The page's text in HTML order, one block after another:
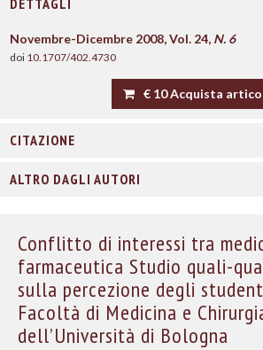
DETTAGLI
Novembre-Dicembre 2008, Vol. 24, N. 6
doi 10.1707/402.4730
€ 10 Acquista
CITAZIONE
ALTRO DAGLI AUTORI
Conflitto di interessi tra
farmaceutica Studio quali-
sulla percezione degli
Facoltà di Medicina e
dell’Università di Bologna